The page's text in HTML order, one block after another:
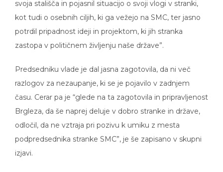
svoja stališča in pojasnil situacijo o svoji vlogi v stranki,
kot tudi o osebnih ciljih, ki ga vežejo na SMC, ter jasno
potrdil pripadnost ideji in projektom, ki jih stranka
zastopa v političnem življenju naše države”.
Predsedniku vlade je dal jasna zagotovila, da ni več
razlogov za nezaupanje, ki se je pojavilo v zadnjem
času. Cerar pa je “glede na ta zagotovila in pripravljenost
Brgleza, da še naprej deluje v dobro stranke in države,
odločil, da ne vztraja pri pozivu k umiku z mesta
podpredsednika stranke SMC”, je še zapisano v skupni
izjavi.